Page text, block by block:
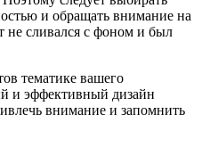
и обращать внимание на
не сливался с фоном и был
тематике вашего
и эффективный дизайн
внимание и запомнить